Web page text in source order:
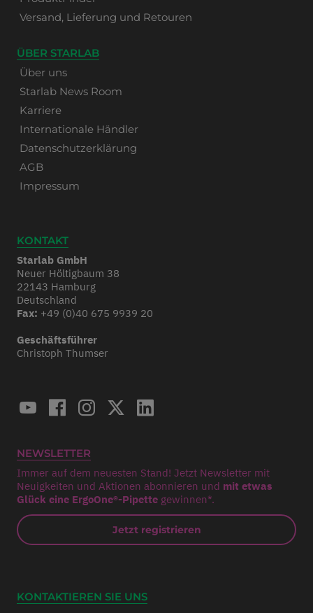
Versand, Lieferung und Retouren
ÜBER STARLAB
Über uns
Starlab News Room
Karriere
Internationale Händler
Datenschutzerklärung
AGB
Impressum
KONTAKT
Starlab GmbH
Neuer Höltigbaum 38
22143 Hamburg
Deutschland
Fax: +49 (0)40 675 9939 20
Geschäftsführer
Christoph Thumser
NEWSLETTER
Immer auf dem neuesten Stand! Jetzt Newsletter mit
Neuigkeiten und Aktionen abonnieren und mit etwas
Glück eine ErgoOne®-Pipette gewinnen*.
Jetzt registrieren
KONTAKTIEREN SIE UNS